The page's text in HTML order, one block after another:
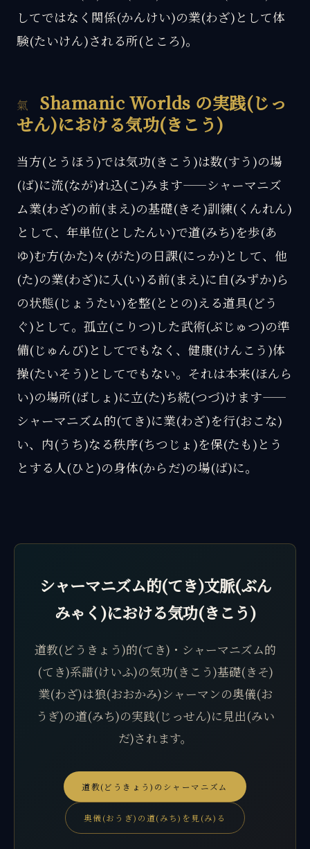
してではなく関係(かんけい)の業(わざ)として体
験(たいけん)される所(ところ)。
Shamanic Worlds の実践(じっ
せん)における気功(きこう)
当方(とうほう)では気功(きこう)は数(すう)の場
(ば)に流(なが)れ込(こ)みます——シャーマニズ
ム業(わざ)の前(まえ)の基礎(きそ)訓練(くんれん)
として、年単位(としたんい)で道(みち)を歩(あ
ゆ)む方(かた)々(がた)の日課(にっか)として、他
(た)の業(わざ)に入(い)る前(まえ)に自(みずか)ら
の状態(じょうたい)を整(ととの)える道具(どう
ぐ)として。孤立(こりつ)した武術(ぶじゅつ)の準
備(じゅんび)としてでもなく、健康(けんこう)体
操(たいそう)としてでもない。それは本来(ほんら
い)の場所(ばしょ)に立(た)ち続(つづ)けます——
シャーマニズム的(てき)に業(わざ)を行(おこな)
い、内(うち)なる秩序(ちつじょ)を保(たも)とう
とする人(ひと)の身体(からだ)の場(ば)に。
シャーマニズム的(てき)文脈(ぶん
みゃく)における気功(きこう)
道教(どうきょう)的(てき)・シャーマニズム的
(てき)系譜(けいふ)の気功(きこう)基礎(きそ)
業(わざ)は狼(おおかみ)シャーマンの奥儀(お
うぎ)の道(みち)の実践(じっせん)に見出(みい
だ)されます。
道教(どうきょう)のシャーマニズム
奥儀(おうぎ)の道(みち)を見(み)る